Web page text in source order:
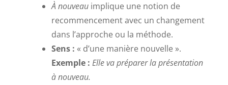
À nouveauimplique une notion de
recommencement avec un changement
dans l’approche ou la méthode.
Sens : « d’une manière nouvelle ».
Exemple : Elle va préparer la présentation
à nouveau.